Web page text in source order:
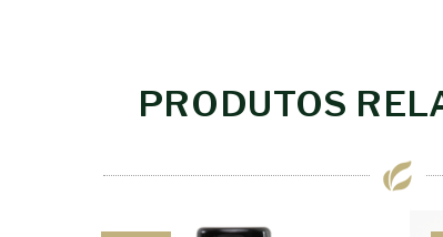
PRODUTOS